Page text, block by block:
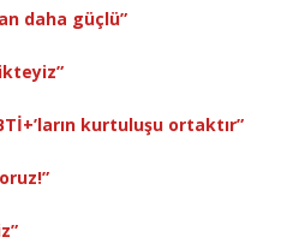
daha güçlü”
kurtuluşu ortaktır”